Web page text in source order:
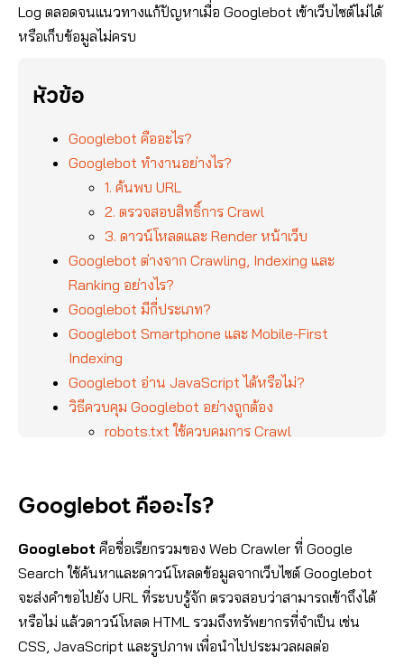
Log ตลอดจนแนวทางแก้ปัญหาเมื่อ Googlebot เข้าเว็บไซต์ไม่ได้
หรือเก็บข้อมูลไม่ครบ
หัวข้อ
Googlebot คืออะไร?
Googlebot ทำงานอย่างไร?
1. ค้นพบ URL
2. ตรวจสอบสิทธิ์การ Crawl
3. ดาวน์โหลดและ Render หน้าเว็บ
Googlebot ต่างจาก Crawling, Indexing และ
Ranking อย่างไร?
Googlebot มีกี่ประเภท?
Googlebot Smartphone และ Mobile-First
Indexing
Googlebot อ่าน JavaScript ได้หรือไม่?
วิธีควบคุม Googlebot อย่างถูกต้อง
robots.txt ใช้ควบคุมการ Crawl
Canonical และ Redirect ใช้จัดการ URL ซ้ำ
วิธีช่วยให้ Googlebot ค้นพบหน้าสำคัญ
วิธีตรวจสอบว่า Googlebot เข้าเว็บไซต์หรือไม่
1. Crawl Stats ใน Google Search Console
2. URL Inspection
3. Server Log
Googlebot คืออะไร?
Googlebot คือชื่อเรียกรวมของ Web Crawler ที่ Google
Search ใช้ค้นหาและดาวน์โหลดข้อมูลจากเว็บไซต์ Googlebot
จะส่งคำขอไปยัง URL ที่ระบบรู้จัก ตรวจสอบว่าสามารถเข้าถึงได้
หรือไม่ แล้วดาวน์โหลด HTML รวมถึงทรัพยากรที่จำเป็น เช่น
CSS, JavaScript และรูปภาพ เพื่อนำไปประมวลผลต่อ